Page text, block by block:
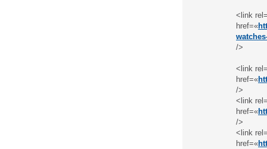
<link
href=«
/>
<link
href=«
/>
<link
href=«
/>
<link
href=«